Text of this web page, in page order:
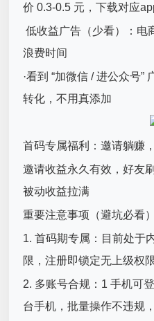
价 0.3-0.5 元，下载对应
低收益广告（少看）：电
浪费时间
·看到 “加微信 / 进公众号”
转化，不用真添加
首码专属福利：邀请躺赚
邀请收益永久有效，好友
被动收益拉满
重要注意事项（避坑必看）
1. 首码期专属：目前处于
限，注册即锁定无上级权
2. 多账号合规：1 手机可
台手机，批量操作不违规